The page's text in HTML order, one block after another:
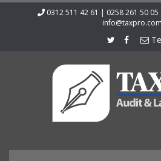
0312 511 42 61 | 0258 261 50